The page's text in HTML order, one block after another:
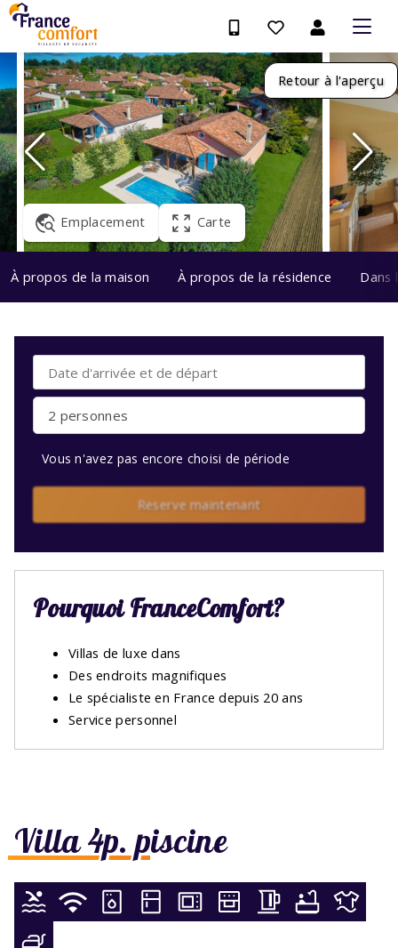
Retour à l'aperçu
Emplacement Carte
À propos de la maison À propos de la résidence Dans
Villa 4p. piscine
2 personnes
Vous n'avez pas encore choisi de période
Reserve maintenant
Pourquoi FranceComfort?
Villas de luxe dans
Des endroits magnifiques
Le spécialiste en France depuis 20 ans
Service personnel